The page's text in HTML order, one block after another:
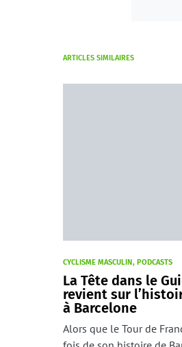
ARTICLES SIMILAIRES
CYCLISME MASCULIN PODCASTS
La Tête dans le
revient sur
à Barcelone
Alors que le Tour de